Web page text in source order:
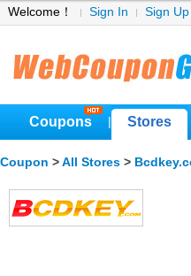
Welcome！ Sign In Sign Up
Coupons Stores
Coupon > All Stores >